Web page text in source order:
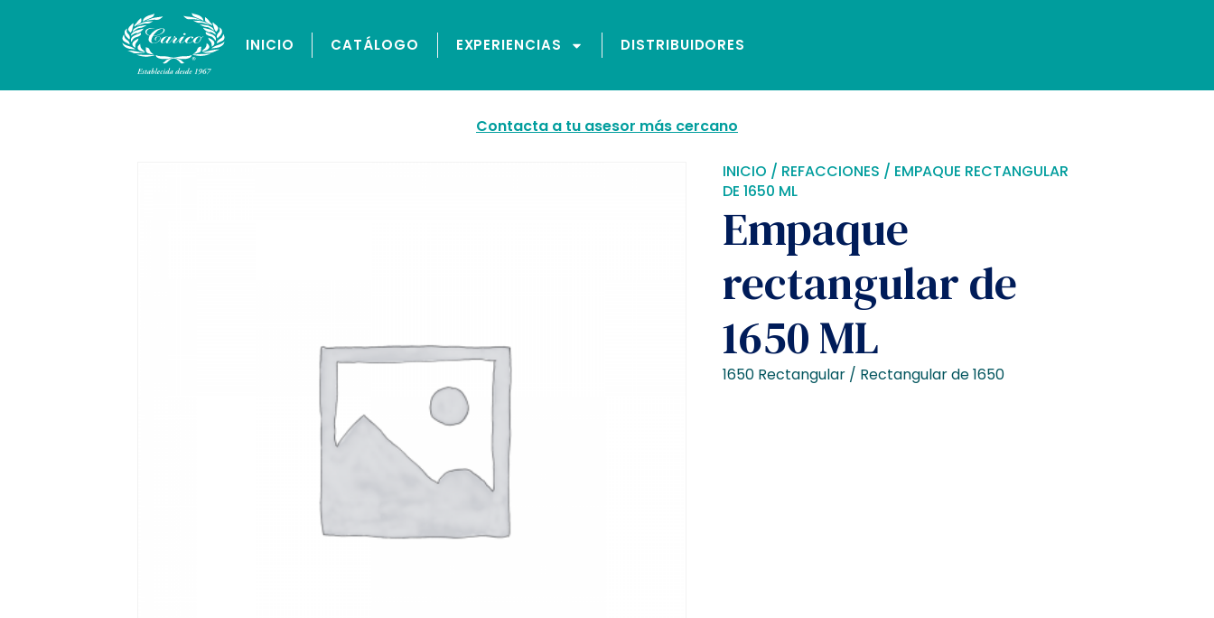
INICIO CATÁLOGO EXPERIENCIAS DISTRIBUIDORES
Contacta a tu asesor más cercano
INICIO / REFACCIONES / EMPAQUE RECTANGULAR
DE 1650 ML
Empaque
rectangular de
1650 ML
1650 Rectangular / Rectangular de 1650